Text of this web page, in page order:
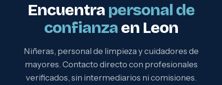
Encuentra personal de
confianzaen Leon
Niñeras, personal de limpieza y cuidadores de
mayores. Contacto directo con profesionales
verificados, sin intermediarios ni comisiones.